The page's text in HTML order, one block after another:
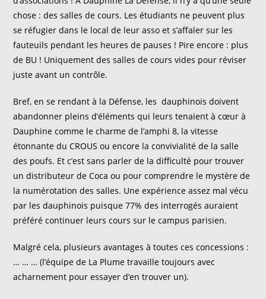
chose : des salles de cours. Les étudiants ne peuvent plus
se réfugier dans le local de leur asso et s’affaler sur les
fauteuils pendant les heures de pauses ! Pire encore : plus
de BU ! Uniquement des salles de cours vides pour réviser
juste avant un contrôle.
Bref, en se rendant à la Défense, les dauphinois doivent
abandonner pleins d’éléments qui leurs tenaient à cœur à
Dauphine comme le charme de l’amphi 8, la vitesse
étonnante du CROUS ou encore la convivialité de la salle
des poufs. Et c’est sans parler de la difficulté pour trouver
un distributeur de Coca ou pour comprendre le mystère de
la numérotation des salles. Une expérience assez mal vécu
par les dauphinois puisque 77% des interrogés auraient
préféré continuer leurs cours sur le campus parisien.
Malgré cela, plusieurs avantages à toutes ces concessions :
… … … (l’équipe de La Plume travaille toujours avec
acharnement pour essayer d’en trouver un).